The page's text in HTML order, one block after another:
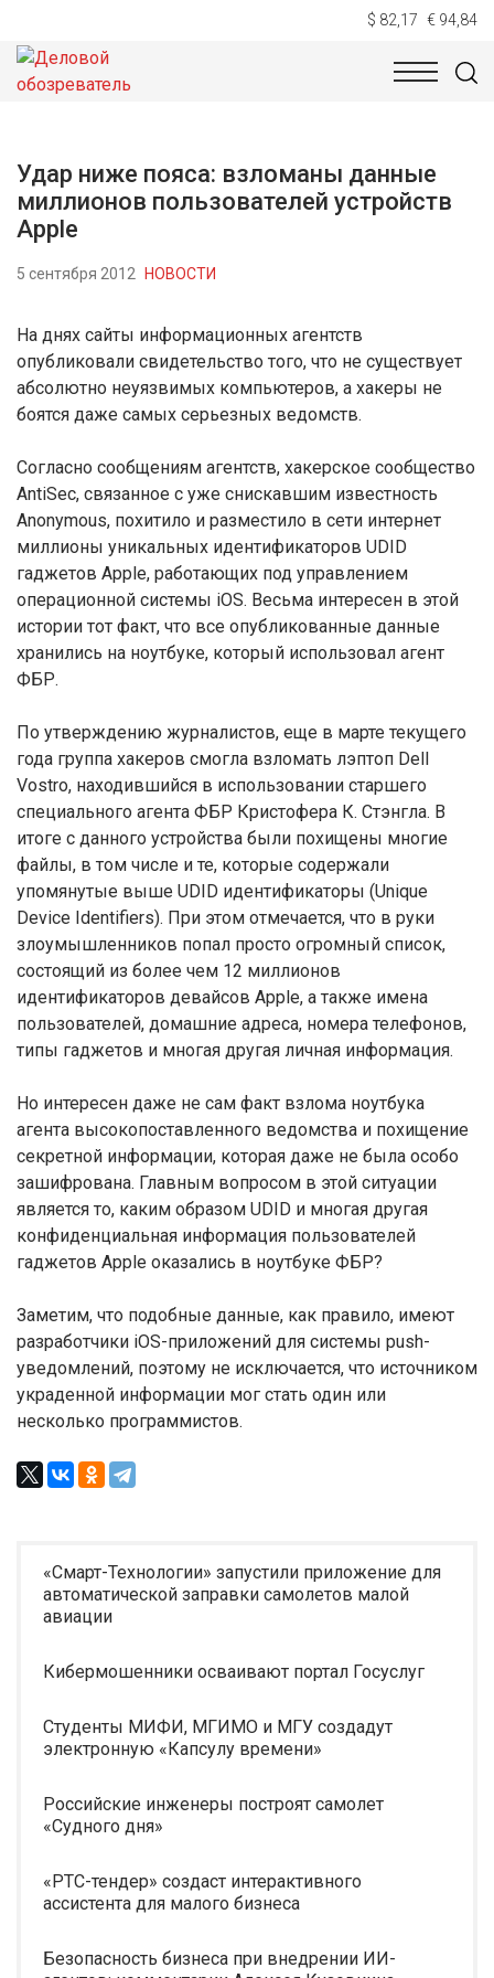
$ 82,17 € 94,84
НОВОСТИ
Удар ниже пояса: взломаны данные
миллионов пользователей устройств
Apple
5 сентября 2012 НОВОСТИ
На днях сайты информационных агентств
опубликовали свидетельство того, что не существует
абсолютно неуязвимых компьютеров, а хакеры не
боятся даже самых серьезных ведомств.
Согласно сообщениям агентств, хакерское сообщество
AntiSec, связанное с уже снискавшим известность
Anonymous, похитило и разместило в сети интернет
миллионы уникальных идентификаторов UDID
гаджетов Apple, работающих под управлением
операционной системы iOS. Весьма интересен в этой
истории тот факт, что все опубликованные данные
хранились на ноутбуке, который использовал агент
ФБР.
По утверждению журналистов, еще в марте текущего
года группа хакеров смогла взломать лэптоп Dell
Vostro, находившийся в использовании старшего
специального агента ФБР Кристофера К. Стэнгла. В
итоге с данного устройства были похищены многие
файлы, в том числе и те, которые содержали
упомянутые выше UDID идентификаторы (Unique
Device Identifiers). При этом отмечается, что в руки
злоумышленников попал просто огромный список,
состоящий из более чем 12 миллионов
идентификаторов девайсов Apple, а также имена
пользователей, домашние адреса, номера телефонов,
типы гаджетов и многая другая личная информация.
Но интересен даже не сам факт взлома ноутбука
агента высокопоставленного ведомства и похищение
секретной информации, которая даже не была особо
зашифрована. Главным вопросом в этой ситуации
является то, каким образом UDID и многая другая
конфиденциальная информация пользователей
гаджетов Apple оказались в ноутбуке ФБР?
Заметим, что подобные данные, как правило, имеют
разработчики iOS-приложений для системы push-
уведомлений, поэтому не исключается, что источником
украденной информации мог стать один или
несколько программистов.
«Смарт-Технологии» запустили приложение для
автоматической заправки самолетов малой
авиации
Кибермошенники осваивают портал Госуслуг
Студенты МИФИ, МГИМО и МГУ создадут
электронную «Капсулу времени»
Российские инженеры построят самолет
«Судного дня»
«РТС-тендер» создаст интерактивного
ассистента для малого бизнеса
Безопасность бизнеса при внедрении ИИ-